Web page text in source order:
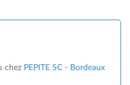
chez PEPITE SC - Bordeaux